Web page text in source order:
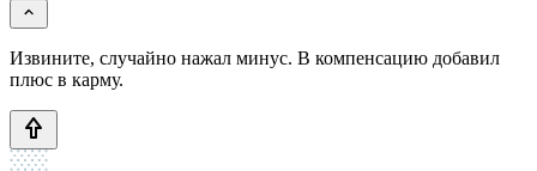
Извините, случайно нажал минус. В компенсацию добавил
плюс в карму.